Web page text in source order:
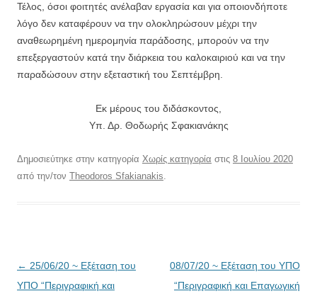
Τέλος, όσοι φοιτητές ανέλαβαν εργασία και για οποιονδήποτε
λόγο δεν καταφέρουν να την ολοκληρώσουν μέχρι την
αναθεωρημένη ημερομηνία παράδοσης, μπορούν να την
επεξεργαστούν κατά την διάρκεια του καλοκαιριού και να την
παραδώσουν στην εξεταστική του Σεπτέμβρη.
Εκ μέρους του διδάσκοντος,
Υπ. Δρ. Θοδωρής Σφακιανάκης
Δημοσιεύτηκε στην κατηγορία Χωρίς κατηγορία στις 8 Ιουλίου 2020
από την/τον Theodoros Sfakianakis.
Πλοήγηση
άρθρων
← 25/06/20 ~ Εξέταση του
ΥΠΟ “Περιγραφική και
08/07/20 ~ Εξέταση του ΥΠΟ
“Περιγραφική και Επαγωγική